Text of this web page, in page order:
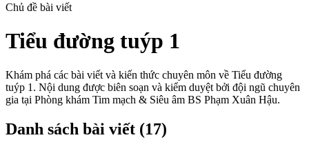
Chủ đề bài viết
Tiểu đường tuýp 1
Khám phá các bài viết và kiến thức chuyên môn về Tiểu đường
tuýp 1 . Nội dung được biên soạn và kiểm duyệt bởi đội ngũ chuyên
gia tại Phòng khám Tim mạch & Siêu âm BS Phạm Xuân Hậu.
Danh sách bài viết (17)